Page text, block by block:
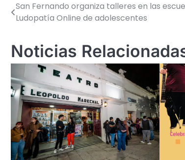
Navegación
entradas
San Fernando organiza talleres en las
Ludopatía Online de adolescentes
Noticias